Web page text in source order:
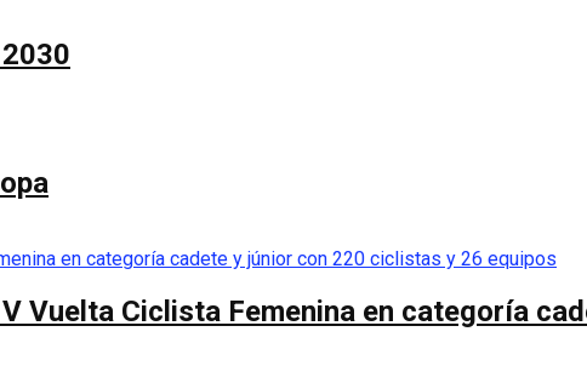
Vuelta Ciclista Femenina en categoría